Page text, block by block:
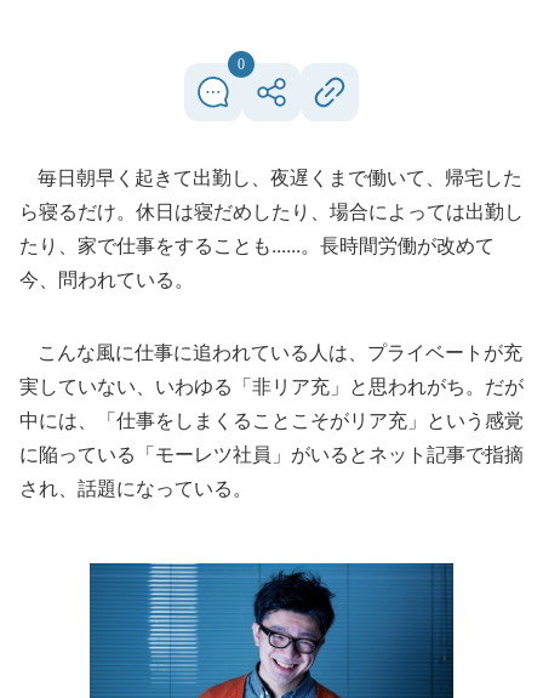
0
毎日朝早く起きて出勤し、夜遅くまで働いて、帰宅した
ら寝るだけ。休日は寝だめしたり、場合によっては出勤し
たり、家で仕事をすることも......。長時間労働が改めて
今、問われている。
こんな風に仕事に追われている人は、プライベートが充
実していない、いわゆる「非リア充」と思われがち。だが
中には、「仕事をしまくることこそがリア充」という感覚
に陥っている「モーレツ社員」がいるとネット記事で指摘
され、話題になっている。